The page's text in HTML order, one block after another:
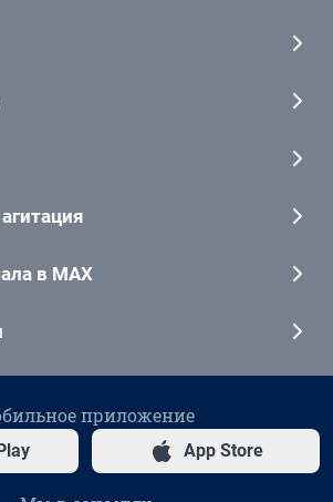
в MAX
приложение
App Store